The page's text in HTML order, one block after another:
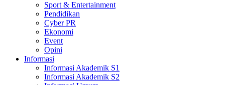
Sport & Entertainment
Pendidikan
Cyber PR
Ekonomi
Event
Opini
Informasi
Informasi Akademik S1
Informasi Akademik S2